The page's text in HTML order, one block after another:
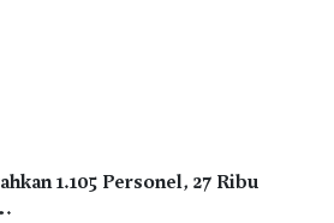
1.105 Personel, 27 Ribu